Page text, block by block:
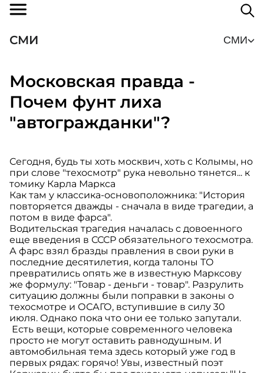
СМИ СМИ
Московская правда -
Почем фунт лиха
"автогражданки"?
Сегодня, будь ты хоть москвич, хоть с Колымы, но
при слове "техосмотр" рука невольно тянется... к
томику Карла Маркса
Как там у классика-основоположника: "История
повторяется дважды - сначала в виде трагедии, а
потом в виде фарса".
Водительская трагедия началась с довоенного
еще введения в СССР обязательного техосмотра.
А фарс взял бразды правления в свои руки в
последние десятилетия, когда талоны ТО
превратились опять же в известную Марксову
же формулу: "Товар - деньги - товар". Разрулить
ситуацию должны были поправки в законы о
техосмотре и ОСАГО, вступившие в силу 30
июля. Однако пока что они ее только запутали.
Есть вещи, которые современного человека
просто не могут оставить равнодушным. И
автомобильная тема здесь который уже год в
первых рядах: горячо! Увы, известный поэт